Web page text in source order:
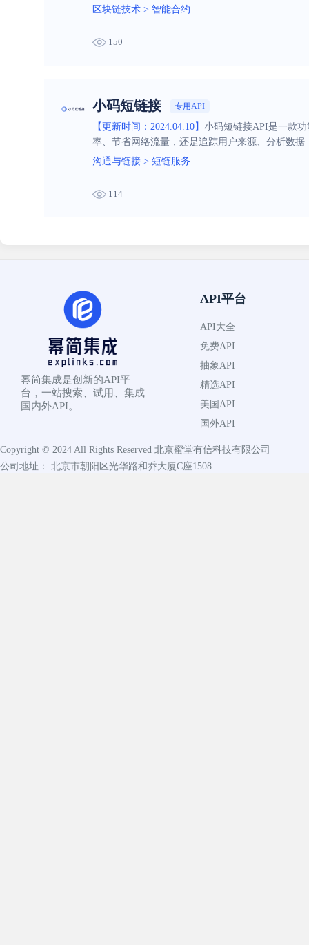
区块链技术 > 智能合约
150
小码短链接 专用API
【更新时间：2024.04.10】 小码短链接API是一款
率、节省网络流量，还是追踪用户来源、分析数
沟通与链接 > 短链服务
114
幂简集成是创新的API平
台，一站搜索、试用、集成
国内外API。
API平台
API大全
免费API
抽象API
精选API
美国API
国外API
Copyright © 2024 All Rights Reserved 北京蜜堂有信科技有限公司
公司地址： 北京市朝阳区光华路和乔大厦C座1508